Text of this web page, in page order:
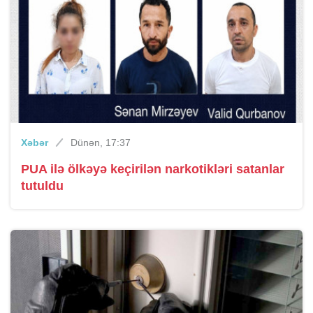
Xəbər Dünən, 17:37
PUA ilə ölkəyə keçirilən narkotikləri satanlar
tutuldu